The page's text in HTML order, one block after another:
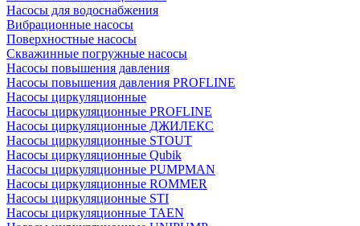
Насосы для водоснабжения
Вибрационные насосы
Поверхностные насосы
Скважинные погружные насосы
Насосы повышения давления
Насосы повышения давления PROFLINE
Насосы циркуляционные
Насосы циркуляционные PROFLINE
Насосы циркуляционные ДЖИЛЕКС
Насосы циркуляционные STOUT
Насосы циркуляционные Qubik
Насосы циркуляционные PUMPMAN
Насосы циркуляционные ROMMER
Насосы циркуляционные STI
Насосы циркуляционные TAEN